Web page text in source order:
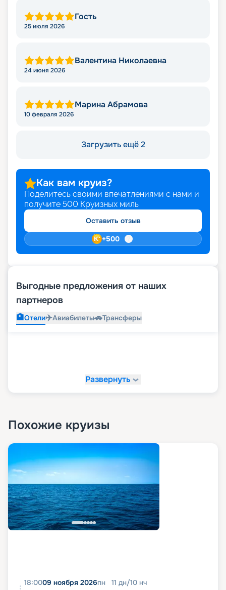
Гость
25 июля 2026
Валентина Николаевна
24 июня 2026
Марина Абрамова
10 февраля 2026
Загрузить ещё 2
Как вам круиз?
Поделитесь своими впечатлениями с нами и
получите 500 Круизных миль
Оставить отзыв
+500
Выгодные предложения от наших
партнеров
🏨Отели✈️Авиабилеты🚗Трансферы
Развернуть
Похожие круизы
18:0009 ноября 2026пн 11 дн/10 нч